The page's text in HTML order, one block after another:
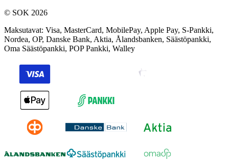
© SOK 2026
Maksutavat: Visa, MasterCard, MobilePay, Apple Pay, S-Pankki,
Nordea, OP, Danske Bank, Aktia, Ålandsbanken, Säästöpankki,
Oma Säästöpankki, POP Pankki, Walley